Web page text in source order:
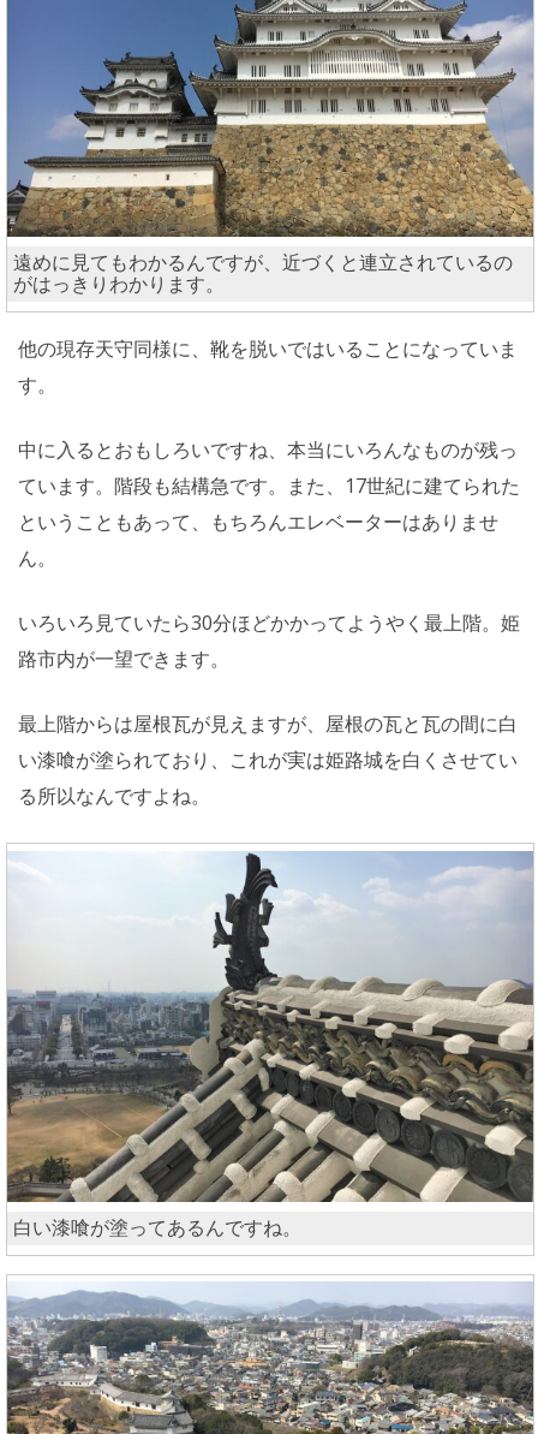
遠めに見てもわかるんですが、近づくと連立されているの
がはっきりわかります。
他の現存天守同様に、靴を脱いではいることになっていま
す。
中に入るとおもしろいですね、本当にいろんなものが残っ
ています。階段も結構急です。また、17世紀に建てられた
ということもあって、もちろんエレベーターはありませ
ん。
いろいろ見ていたら30分ほどかかってようやく最上階。姫
路市内が一望できます。
最上階からは屋根瓦が見えますが、屋根の瓦と瓦の間に白
い漆喰が塗られており、これが実は姫路城を白くさせてい
る所以なんですよね。
白い漆喰が塗ってあるんですね。